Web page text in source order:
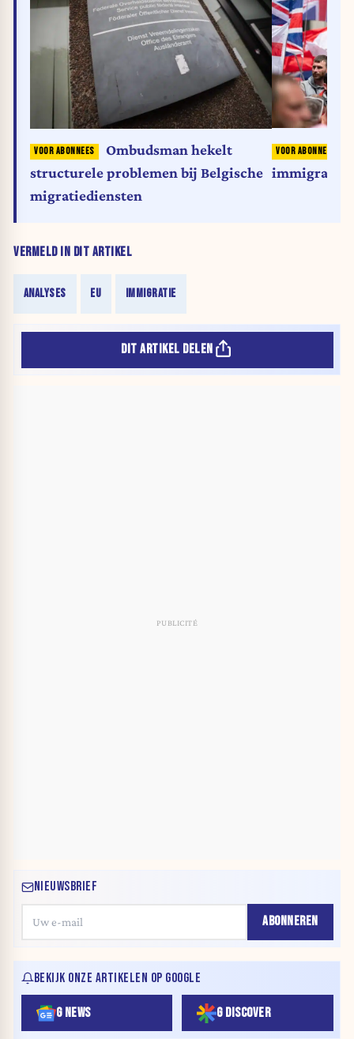
VERMELD IN DIT ARTIKEL
ANALYSES EU IMMIGRATIE
Ombudsman hekelt
structurele problemen bij Belgische
migratiediensten
immigratie,
DIT ARTIKEL DELEN
NIEUWSBRIEF
ABONNEREN
BEKIJK ONZE ARTIKELEN OP GOOGLE
G NEWS G DISCOVER